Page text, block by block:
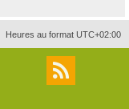
Heures au format UTC+02:00